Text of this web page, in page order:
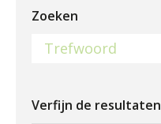
Zoeken
Verfijn de resultaten